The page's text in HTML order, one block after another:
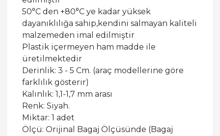
50°C den +80°C ye kadar yüksek
dayanıklılığa sahip,kendini salmayan kaliteli
malzemeden imal edilmiştir
Plastik içermeyen ham madde ile
üretilmektedir
Derinlik: 3 - 5 Cm. (araç modellerine göre
farklılık gösterir)
Kalınlık: 1,1-1,7 mm arası
Renk: Siyah.
Miktar: 1 adet
Ölçü: Orijinal Bagaj Ölçüsünde (Bagaj